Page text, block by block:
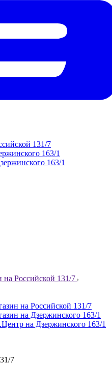
131/7
163/1
163/1
на Российской 131/7
на Российской 131/7
на Дзержинского 163/1
на Дзержинского 163/1
7